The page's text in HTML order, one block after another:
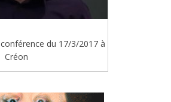
du 17/3/2017 à
Créon